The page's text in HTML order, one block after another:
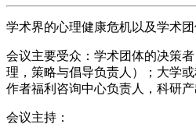
学术界的心理健康危机以及学术
会议主要受众：学术团体的决策
理，策略与倡导负责人）；大学
作者福利咨询中心负责人，科研产
会议主持：